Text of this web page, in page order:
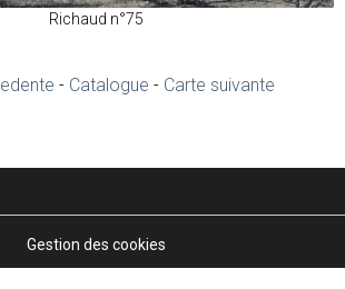
Richaud n°75
- Catalogue - Carte suivante
Gestion des cookies